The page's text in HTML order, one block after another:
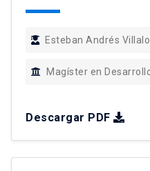
Esteban Andrés
Magíster en
Descargar PDF